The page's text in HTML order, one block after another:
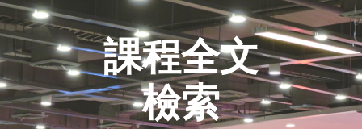
課程全文
檢索